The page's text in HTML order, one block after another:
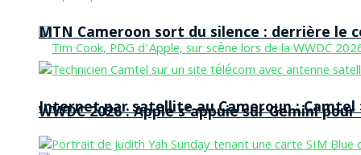
WWDC 2026 : Apple s’appuie sur Gemini
MTN Cameroon sort du silence : derrière le
Internet par satellite au Cameroun :